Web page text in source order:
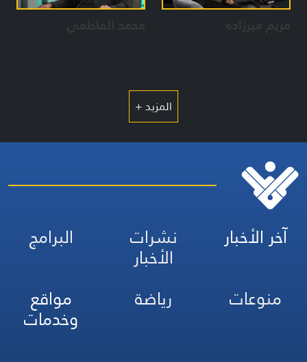
مريم ميرزاده محمد الفاطمي
المزيد +
آخر الأخبار نشرات
الأخبار
البرامج
منوعات
رياضة مواقع
وخدمات